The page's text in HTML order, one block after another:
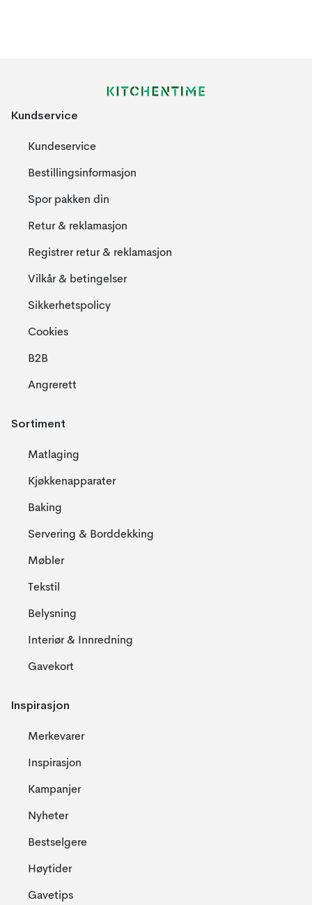
Kundservice
Kundeservice
Bestillingsinformasjon
Spor pakken din
Retur & reklamasjon
Registrer retur & reklamasjon
Vilkår & betingelser
Sikkerhetspolicy
Cookies
B2B
Angrerett
Sortiment
Matlaging
Kjøkkenapparater
Baking
Servering & Borddekking
Møbler
Tekstil
Belysning
Interiør & Innredning
Gavekort
Inspirasjon
Merkevarer
Inspirasjon
Kampanjer
Nyheter
Bestselgere
Høytider
Gavetips